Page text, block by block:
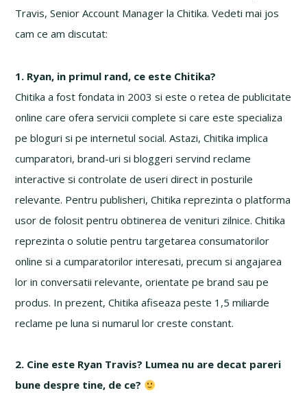
Travis, Senior Account Manager la Chitika. Vedeti mai jos
cam ce am discutat:
1. Ryan, in primul rand, ce este Chitika?
Chitika a fost fondata in 2003 si este o retea de publicitate
online care ofera servicii complete si care este specializa
pe bloguri si pe internetul social. Astazi, Chitika implica
cumparatori, brand-uri si bloggeri servind reclame
interactive si controlate de useri direct in posturile
relevante. Pentru publisheri, Chitika reprezinta o platforma
usor de folosit pentru obtinerea de venituri zilnice. Chitika
reprezinta o solutie pentru targetarea consumatorilor
online si a cumparatorilor interesati, precum si angajarea
lor in conversatii relevante, orientate pe brand sau pe
produs. In prezent, Chitika afiseaza peste 1,5 miliarde
reclame pe luna si numarul lor creste constant.
2. Cine este Ryan Travis? Lumea nu are decat pareri
bune despre tine, de ce?